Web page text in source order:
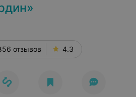
отзывов 4.3